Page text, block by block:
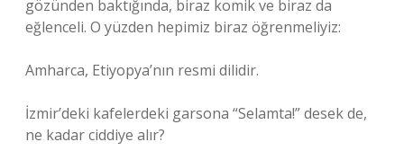
gözünden baktığında, biraz komik ve biraz da
eğlenceli. O yüzden hepimiz biraz öğrenmeliyiz:
Amharca, Etiyopya’nın resmi dilidir.
İzmir’deki kafelerdeki garsona “Selamta!” desek de,
ne kadar ciddiye alır?